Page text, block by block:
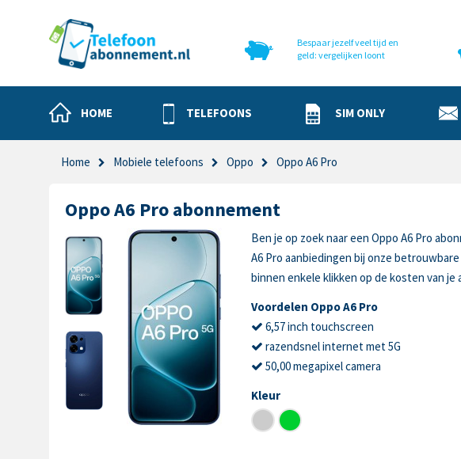
Bespaar jezelf veel tijd en
geld: vergelijken loont
HOME TELEFOONS SIM ONLY
Home Mobiele telefoons Oppo Oppo A6 Pro
Oppo A6 Pro abonnement
Ben je op zoek naar een Oppo A6 Pro
A6 Pro aanbiedingen bij onze
binnen enkele klikken op de kosten van je
Voordelen Oppo A6 Pro
6,57 inch touchscreen
razendsnel internet met 5G
50,00 megapixel camera
Kleur